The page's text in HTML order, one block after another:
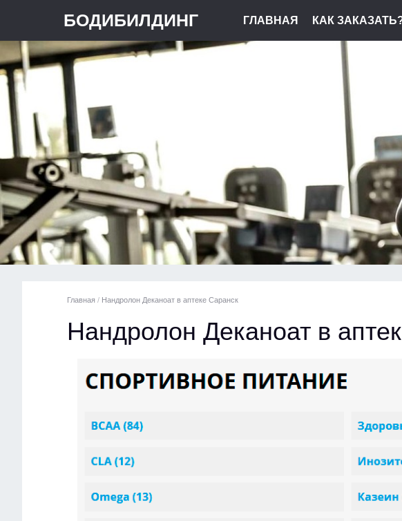
БОДИБИЛДИНГ ГЛАВНАЯ КАК
Главная / Нандролон Деканоат в аптеке Саранск
Нандролон Деканоат в